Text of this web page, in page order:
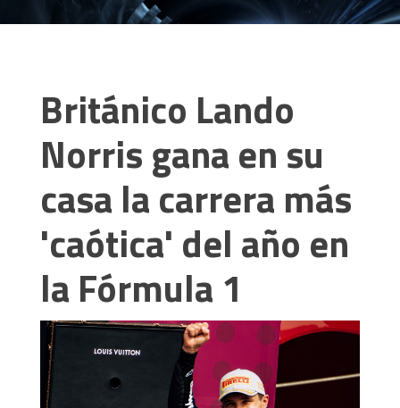
Británico Lando
Norris gana en su
casa la carrera más
'caótica' del año en
la Fórmula 1